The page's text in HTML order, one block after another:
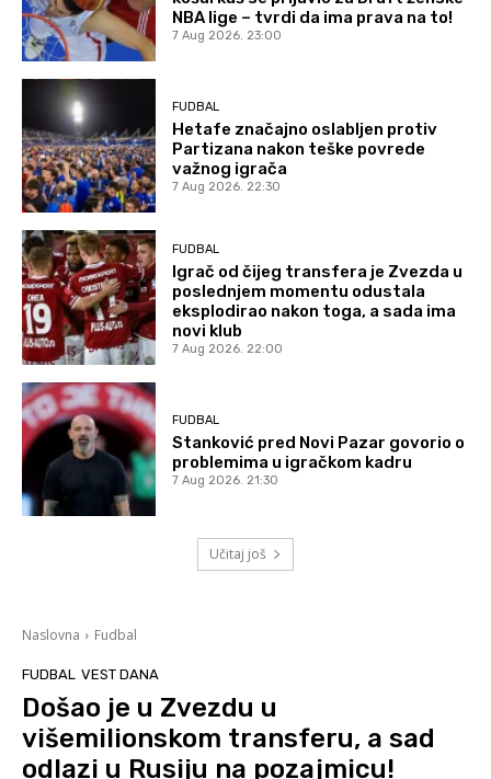
NBA lige – tvrdi da ima prava na to!
7 Aug 2026. 23:00
FUDBAL
Hetafe značajno oslabljen protiv
Partizana nakon teške povrede
važnog igrača
7 Aug 2026. 22:30
FUDBAL
Igrač od čijeg transfera je Zvezda u
poslednjem momentu odustala
eksplodirao nakon toga, a sada ima
novi klub
7 Aug 2026. 22:00
FUDBAL
Stanković pred Novi Pazar govorio o
problemima u igračkom kadru
7 Aug 2026. 21:30
Učitaj još